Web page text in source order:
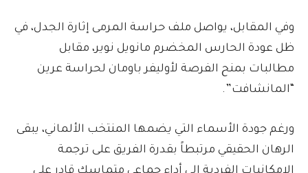
وفي المقابل، يواصل ملف حراسة المرمى إثارة الجدل، في
ظل عودة الحارس المخضرم مانويل نوير، مقابل
مطالبات بمنح الفرصة لأوليفر باومان لحراسة عرين
“المانشافت”.
ورغم جودة الأسماء التي يضمها المنتخب الألماني، يبقى
الرهان الحقيقي مرتبطاً بقدرة الفريق على ترجمة